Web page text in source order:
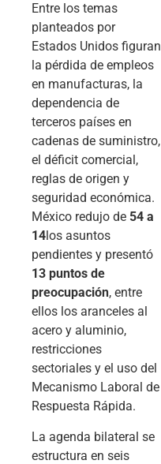
Entre los temas
planteados por
Estados Unidos figuran
la pérdida de empleos
en manufacturas, la
dependencia de
terceros países en
cadenas de suministro,
el déficit comercial,
reglas de origen y
seguridad económica.
México redujo de 54 a
14 los asuntos
pendientes y presentó
13 puntos de
preocupación, entre
ellos los aranceles al
acero y aluminio,
restricciones
sectoriales y el uso del
Mecanismo Laboral de
Respuesta Rápida.
La agenda bilateral se
estructura en seis